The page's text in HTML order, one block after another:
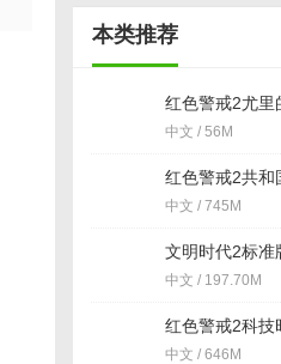
本类推荐
红色警戒2尤里
包(8人版) 共80
中文 / 56M
红色警戒2共和
本(不黑屏) 兼容
中文 / 745M
文明时代2标准
中文 / 197.70M
红色警戒2科技
MODv3.3 中文版
中文 / 646M